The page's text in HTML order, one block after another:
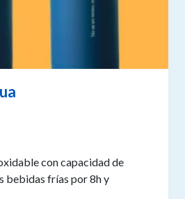
con capacidad de
bebidas frías por 8h y